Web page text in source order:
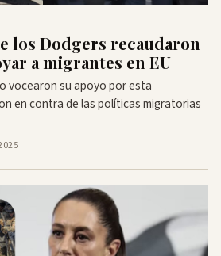
los Dodgers recaudaron
a migrantes en EU
vocearon su apoyo por esta
en contra de las políticas migratorias